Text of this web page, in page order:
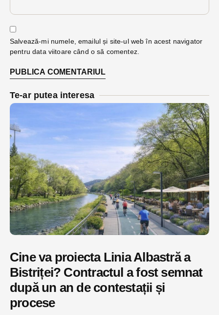
Salvează-mi numele, emailul și site-ul web în acest navigator
pentru data viitoare când o să comentez.
Te-ar putea interesa
Cine va proiecta Linia Albastră a
Bistriței? Contractul a fost semnat
după un an de contestații și
procese